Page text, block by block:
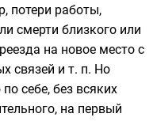
потери работы,
смерти близкого или
на новое место с
связей и т. п. Но
себе, без всяких
на первый